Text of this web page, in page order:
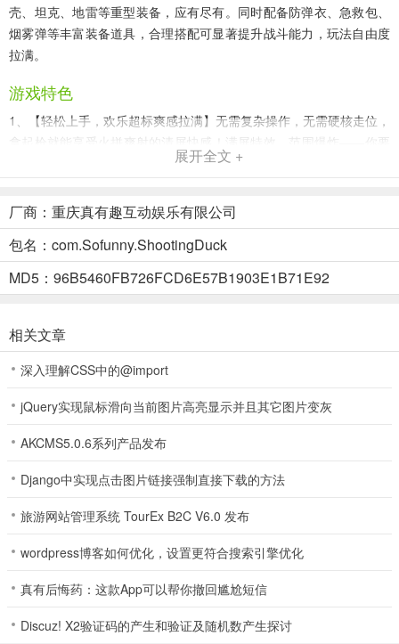
壳、坦克、地雷等重型装备，应有尽有。同时配备防弹衣、急救包、
烟雾弹等丰富装备道具，合理搭配可显著提升战斗能力，玩法自由度
拉满。
游戏特色
1、【轻松上手，欢乐超标爽感拉满】无需复杂操作，无需硬核走位，
拿起枪就能享受火拼爽射的清屏快感！满屏特效、范围爆炸——你要
做的，就是尽情射击、尽情释放！
奇的动物英雄，每个角色都拥有标志性的弹性翘臀设计，跑动跳跃间
充满魔性动感。显性成长——拒绝数值堆砌！随着局外英雄养成，英
雄不仅技能会变得毁天灭地，外形更会进化得越来越帅、越来越狂，
变强一眼看得见！
枪都有独特手感和特效。更能召唤超武大招——瞬间清场、掌控局
面，爽感直接拉满！
上线，每局都是新鲜体验！3分钟一局，轻松又上头。娱乐模式、限时
活动层出不穷，不怕你玩腻，只怕你停不下来！
嘎嘎射击小游戏怎么玩？
始游戏”；
2、进入游戏后，直接选择一个动物，然后就能来到地图中开始战斗；
展开全文 +
厂商：重庆真有趣互动娱乐有限公司
包名：com.Sofunny.ShootingDuck
MD5：96B5460FB726FCD6E57B1903E1B71E92
相关文章
深入理解CSS中的@import
jQuery实现鼠标滑向当前图片高亮显示并且其它图片变灰
AKCMS5.0.6系列产品发布
Django中实现点击图片链接强制直接下载的方法
旅游网站管理系统 TourEx B2C V6.0 发布
wordpress博客如何优化，设置更符合搜索引擎优化
真有后悔药：这款App可以帮你撤回尴尬短信
Discuz! X2验证码的产生和验证及随机数产生探讨